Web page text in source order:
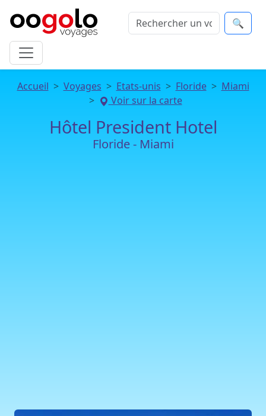
🔍
Accueil Voyages Etats-unis Floride
Miami
Voir sur la carte
Hôtel President Hotel
Floride - Miami